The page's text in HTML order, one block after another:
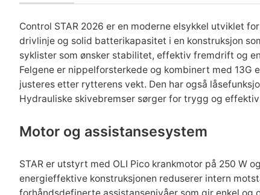
Control STAR 2026 er en moderne elsykkel utviklet
drivlinje og solid batterikapasitet i en konstruksjon
syklister som ønsker stabilitet, effektiv fremdrift og
Felgene er nippelforsterkede og kombinert med
justeres etter rytterens vekt. Den har også
Hydrauliske skivebremser sørger for trygg og
Motor og assistansesystem
STAR er utstyrt med OLI Pico krankmotor på 250 W
energieffektive konstruksjonen reduserer intern